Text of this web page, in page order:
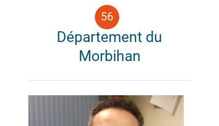
Département du
Morbihan